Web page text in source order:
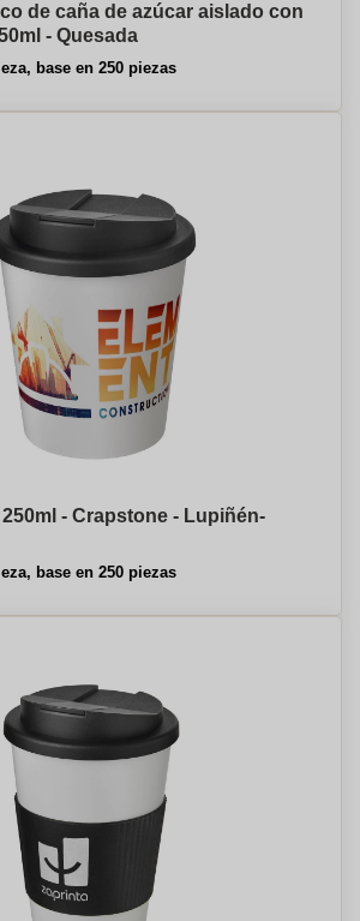
de caña de azúcar aislado con
- Quesada
base en 250 piezas
- Crapstone - Lupiñén-
base en 250 piezas